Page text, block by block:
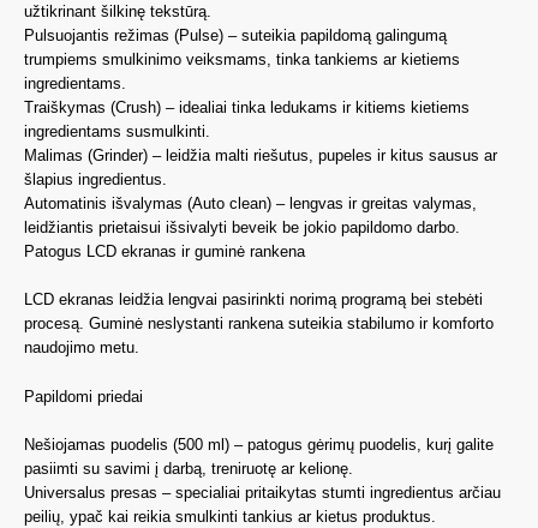
užtikrinant šilkinę tekstūrą.
Pulsuojantis režimas (Pulse) – suteikia papildomą galingumą
trumpiems smulkinimo veiksmams, tinka tankiems ar kietiems
ingredientams.
Traiškymas (Crush) – idealiai tinka ledukams ir kitiems kietiems
ingredientams susmulkinti.
Malimas (Grinder) – leidžia malti riešutus, pupeles ir kitus sausus ar
šlapius ingredientus.
Automatinis išvalymas (Auto clean) – lengvas ir greitas valymas,
leidžiantis prietaisui išsivalyti beveik be jokio papildomo darbo.
Patogus LCD ekranas ir guminė rankena
LCD ekranas leidžia lengvai pasirinkti norimą programą bei stebėti
procesą. Guminė neslystanti rankena suteikia stabilumo ir komforto
naudojimo metu.
Papildomi priedai
Nešiojamas puodelis (500 ml) – patogus gėrimų puodelis, kurį galite
pasiimti su savimi į darbą, treniruotę ar kelionę.
Universalus presas – specialiai pritaikytas stumti ingredientus arčiau
peilių, ypač kai reikia smulkinti tankius ar kietus produktus.